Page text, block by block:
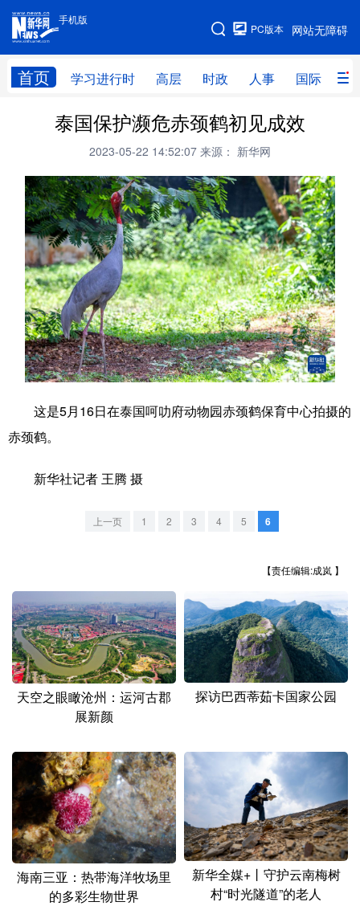
手机版
网站无障碍
PC版本
首页 学习进行时 高层 时政 人事 国际 财
手机版
网站地图
学习进行时 高层 时政 人事
财经 网评
台湾 思客智库 全球连线 教育
科技 科创 量子 体育
文化 书画 健康 军事
访谈 视频 图片 政务
法律 中央文件 金融 汽车
食品 人居 信息化 数字经济
地方频道
北京 天津 河北 山西
辽宁 吉林 上海 江苏
浙江 安徽 福建 江西
广东 广西 重庆
四川 贵州 云南
陕西 甘肃 青海 宁夏
新疆 内蒙古 黑龙江
泰国保护濒危赤颈鹤初见成效
2023-05-22 14:52:07 来源： 新华网
这是5月16日在泰国呵叻府动物园赤颈鹤保育中心拍摄的
赤颈鹤。
新华社记者 王腾 摄
上一页 1 2 3 4 5 6
【责任编辑:成岚 】
天空之眼瞰沧州：运河古郡
展新颜
探访巴西蒂茹卡国家公园
海南三亚：热带海洋牧场里
的多彩生物世界
新华全媒+丨守护云南梅树
村“时光隧道”的老人